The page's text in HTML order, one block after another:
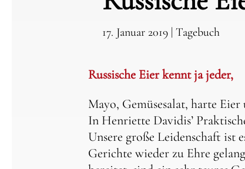
17. Januar 2019 |Tagebuch
Russische Eier kennt ja jeder,
Mayo, Gemüsesalat, harte
In Henriette Davidis’
Unsere große Leidenschaft ist
Gerichte wieder zu Ehre